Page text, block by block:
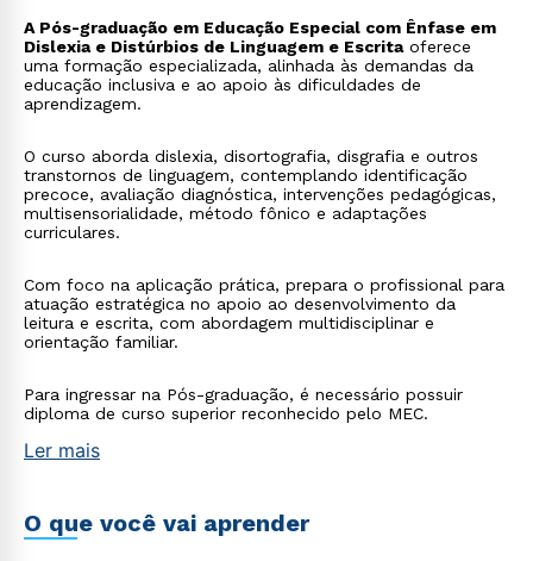
A Pós-graduação em Educação Especial com Ênfase em
Dislexia e Distúrbios de Linguagem e Escritaoferece
uma formação especializada, alinhada às demandas da
educação inclusiva e ao apoio às dificuldades de
aprendizagem.
O curso aborda dislexia, disortografia, disgrafia e outros
transtornos de linguagem, contemplando identificação
precoce, avaliação diagnóstica, intervenções pedagógicas,
multisensorialidade, método fônico e adaptações
curriculares.
Com foco na aplicação prática, prepara o profissional para
atuação estratégica no apoio ao desenvolvimento da
leitura e escrita, com abordagem multidisciplinar e
orientação familiar.
Para ingressar na Pós-graduação, é necessário possuir
diploma de curso superior reconhecido pelo MEC.
Ler mais
O que você vai aprender